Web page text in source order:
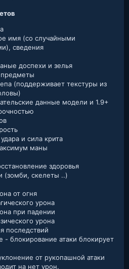
имя (со случайными
сведения
доспехи и зелья
(поддерживает текстуры из
данные модели и 1.9+
и сила крита
маны
здоровья
(зомби, скелеты ..)
от огня
урона
при падении
урона
последствий
- блокирование атаки блокирует
от рукопашной атаки
на нет урон.